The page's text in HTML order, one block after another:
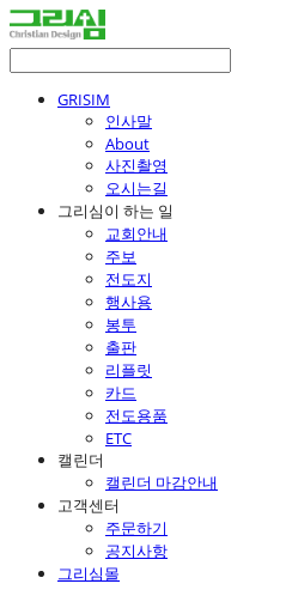
GRISIM
인사말
About
사진촬영
오시는길
그리심이 하는 일
교회안내
주보
전도지
행사용
봉투
출판
리플릿
카드
전도용품
ETC
캘린더
캘린더 마감안내
고객센터
주문하기
공지사항
그리심몰